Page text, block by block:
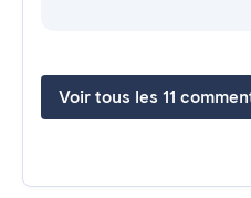
Voir tous les 11